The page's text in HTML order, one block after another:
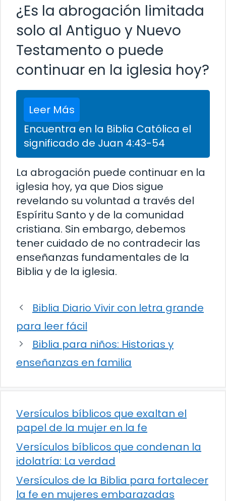
¿Es la abrogación limitada
solo al Antiguo y Nuevo
Testamento o puede
continuar en la iglesia hoy?
Leer Más
Encuentra en la Biblia Católica el
significado de Juan 4:43-54
La abrogación puede continuar en la
iglesia hoy, ya que Dios sigue
revelando su voluntad a través del
Espíritu Santo y de la comunidad
cristiana. Sin embargo, debemos
tener cuidado de no contradecir las
enseñanzas fundamentales de la
Biblia y de la iglesia.
Biblia Diario Vivir con letra grande
para leer fácil
Biblia para niños: Historias y
enseñanzas en familia
Versículos bíblicos que exaltan el
papel de la mujer en la fe
Versículos bíblicos que condenan la
idolatría: La verdad
Versículos de la Biblia para fortalecer
la fe en mujeres embarazadas